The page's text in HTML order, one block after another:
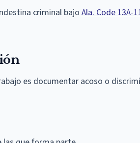
criminal bajo Ala. Code 13A-
es documentar acoso o